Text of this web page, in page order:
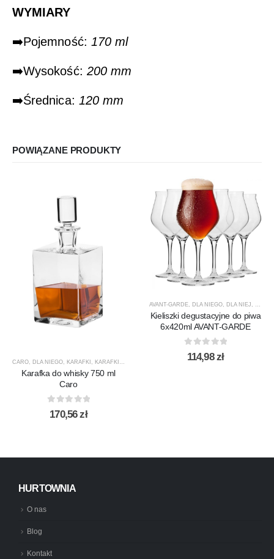
WYMIARY
➡️Pojemność: 170 ml
➡️Wysokość: 200 mm
➡️Średnica: 120 mm
POWIĄZANE PRODUKTY
CARO DLA NIEGO KARAFKI KARAFKI DO WHISKY KROSNO GLASS,PREZENTY
Karafka do whisky 750 ml
Caro
0out of 5
170,56zł
AVANT-GARDE, DLA NIEGO, DLA NIEJ ,
Kieliszki degustacyjne do piwa
6x420ml AVANT-GARDE
0out of 5
114,98zł
HURTOWNIA
O nas
Blog
Kontakt